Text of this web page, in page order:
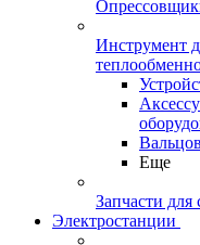
Инструмент
Еще
Запчасти для
Электростанции